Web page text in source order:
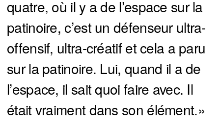
quatre, où il y a de l’espace sur la
patinoire, c’est un défenseur ultra-
offensif, ultra-créatif et cela a paru
sur la patinoire. Lui, quand il a de
l’espace, il sait quoi faire avec. Il
était vraiment dans son élément.»